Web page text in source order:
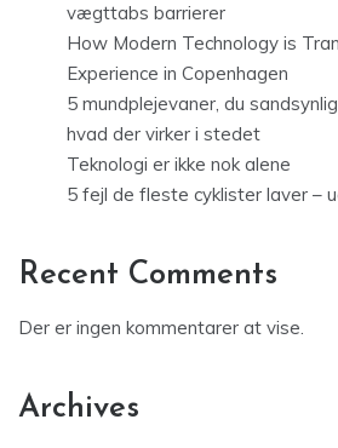
vægttabs barrierer
How Modern Technology is
Experience in Copenhagen
5 mundplejevaner, du
hvad der virker i stedet
Teknologi er ikke nok alene
5 fejl de fleste cyklister laver –
Recent Comments
Der er ingen kommentarer at vise.
Archives